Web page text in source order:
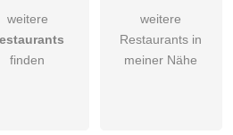
ich zur Kenntnis genommen.
weitere
finden
weitere
Restaurants in
meiner Nähe